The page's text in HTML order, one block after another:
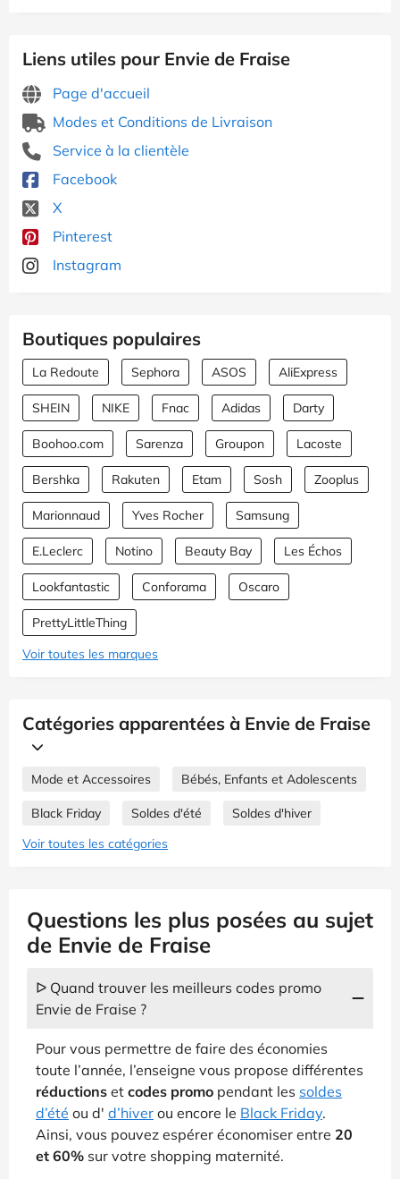
Liens utiles pour Envie de Fraise
Page d'accueil
Modes et Conditions de Livraison
Service à la clientèle
Facebook
X
Pinterest
Instagram
Boutiques populaires
La Redoute Sephora ASOS AliExpress
SHEIN NIKE Fnac Adidas Darty
Boohoo.com Sarenza Groupon Lacoste
Bershka Rakuten Etam Sosh Zooplus
Marionnaud Yves Rocher Samsung
E.Leclerc Notino Beauty Bay Les Échos
Lookfantastic Conforama Oscaro
PrettyLittleThing
Voir toutes les marques
Catégories apparentées à Envie de Fraise
Mode et Accessoires Bébés, Enfants et Adolescents
Black Friday Soldes d'été
Soldes d'hiver
Voir toutes les catégories
Questions les plus posées au sujet
de Envie de Fraise
ᐅ Quand trouver les meilleurs codes promo
Envie de Fraise ?
Pour vous permettre de faire des économies
toute l’année, l’enseigne vous propose différentes
réductions et codes promo pendant les soldes
d’été ou d' d’hiver ou encore le Black Friday.
Ainsi, vous pouvez espérer économiser entre 20
et 60% sur votre shopping maternité.